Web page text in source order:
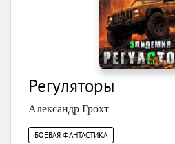
Регуляторы
Александр Грохт
БОЕВАЯ ФАНТАСТИКА